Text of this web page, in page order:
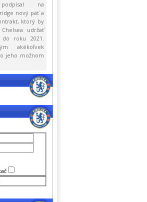
na
nový päť a
ktorý by
udržať
do roku 2021.
akékoľvek
jeho možnom